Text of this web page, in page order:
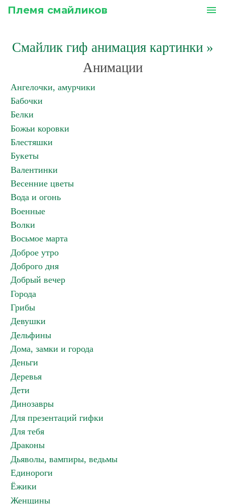
Племя смайликов menu
Смайлик гиф анимация картинки»
Анимации
Ангелочки, амурчики
Бабочки
Белки
Божьи коровки
Блестяшки
Букеты
Валентинки
Весенние цветы
Вода и огонь
Военные
Волки
Восьмое марта
Доброе утро
Доброго дня
Добрый вечер
Города
Грибы
Девушки
Дельфины
Дома, замки и города
Деньги
Деревья
Дети
Динозавры
Для презентаций гифки
Для тебя
Драконы
Дьяволы, вампиры, ведьмы
Единороги
Ёжики
Женщины